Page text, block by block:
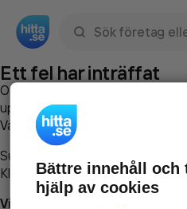
Ett fel har inträffat
Om du vill kan du
uppstod så att vi lättare och
Vänligen försök med följande:
Surfa till
Klicka påTillbaka-knappen i
Vi beklagar besväret!
Bättre innehåll och
hjälp av cookies